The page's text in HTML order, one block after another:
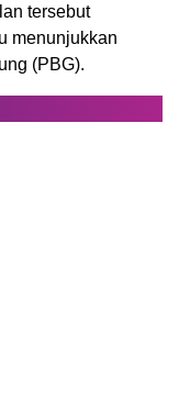
tersebut
menunjukkan
(PBG).